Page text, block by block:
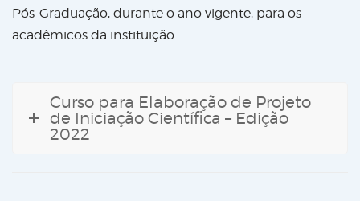
Pós-Graduação, durante o ano vigente, para os
acadêmicos da instituição.
Curso para Elaboração de Projeto
de Iniciação Científica – Edição
2022